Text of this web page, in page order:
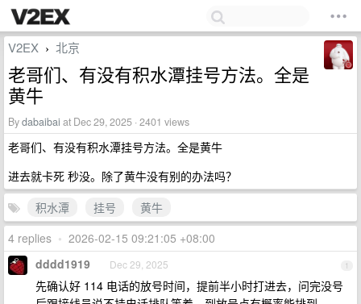
V2EX › 北京
老哥们、有没有积水潭挂号方法。全是
黄牛
Bydabaibai at Dec 29, 2025 · 2401 views
老哥们、有没有积水潭挂号方法。全是黄牛
进去就卡死 秒没。除了黄牛没有别的办法吗？
积水潭
挂号
黄牛
4 replies • 2026-02-15 09:21:05 +08:00
1
dddd1919 Dec 29, 2025
先确认好 114 电话的放号时间，提前半小时打进去，问完没号